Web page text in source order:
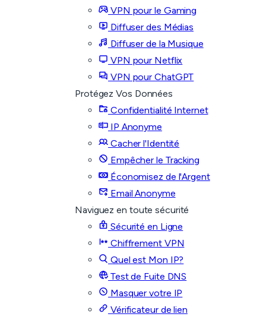
VPN pour le Gaming
Diffuser des Médias
Diffuser de la Musique
VPN pour Netflix
VPN pour ChatGPT
Protégez Vos Données
Confidentialité Internet
IP Anonyme
Cacher l'Identité
Empêcher le Tracking
Économisez de l'Argent
Email Anonyme
Naviguez en toute sécurité
Sécurité en Ligne
Chiffrement VPN
Quel est Mon IP?
Test de Fuite DNS
Masquer votre IP
Vérificateur de lien